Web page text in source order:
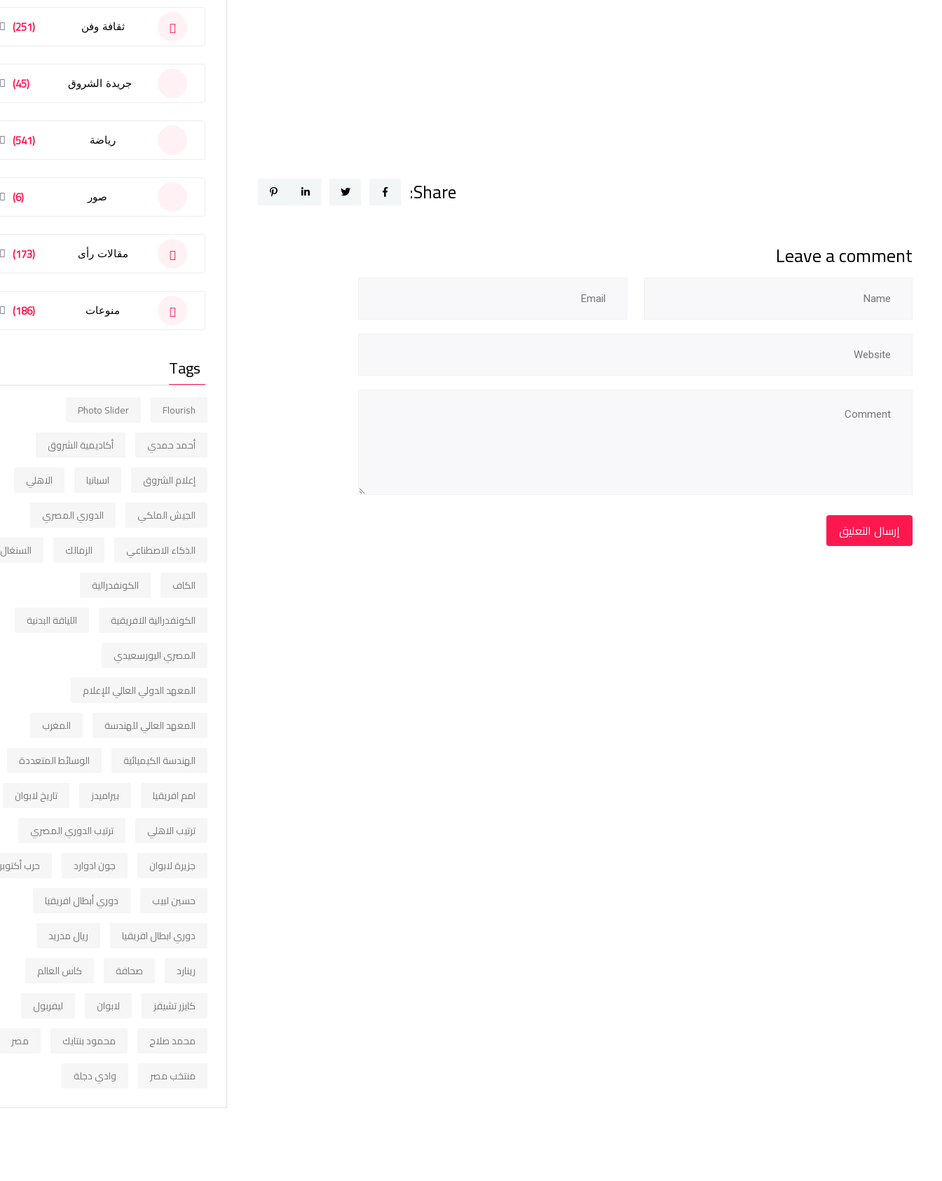
Share:
Leave a comment
ثقافة وفن (251)
جريدة الشروق (45)
رياضة (541)
صور (6)
مقالات رأى (173)
منوعات (186)
Tags
Flourish
Photo Slider
أحمد حمدي
أكاديمية الشروق
إعلام الشروق
اسبانيا
الاهلي
الجيش الملكي
الدوري المصري
الذكاء الاصطناعي
الزمالك
السنغال
الكاف
الكونفدرالية
الكونفدرالية الافريقية
اللياقة البدنية
المصري البورسعيدي
المعهد الدولي العالي للإعلام
المعهد العالي للهندسة
المغرب
الهندسة الكيميائية
الوسائط المتعددة
امم افريقيا
بيراميدز
تاريخ لابوان
ترتيب الاهلي
ترتيب الدوري المصري
جزيرة لابوان
جون ادوارد
حرب أكتوبر
حسين لبيب
دوري أبطال افريقيا
دوري ابطال افريقيا
ريال مدريد
رينارد
صحافة
كاس العالم
كايزر تشيفز
لابوان
ليفربول
محمد صلاح
محمود بنتايك
مصر
منتخب مصر
وادي دجلة